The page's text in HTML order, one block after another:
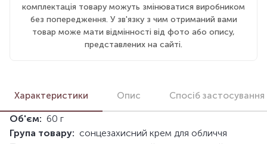
комплектація товару можуть змінюватися виробником
без попередження. У зв'язку з чим отриманий вами
товар може мати відмінності від фото або опису,
представлених на сайті.
Характеристики Опис Спосіб застосування
Об'єм: 60 г
Група товару: сонцезахисний крем для обличчя